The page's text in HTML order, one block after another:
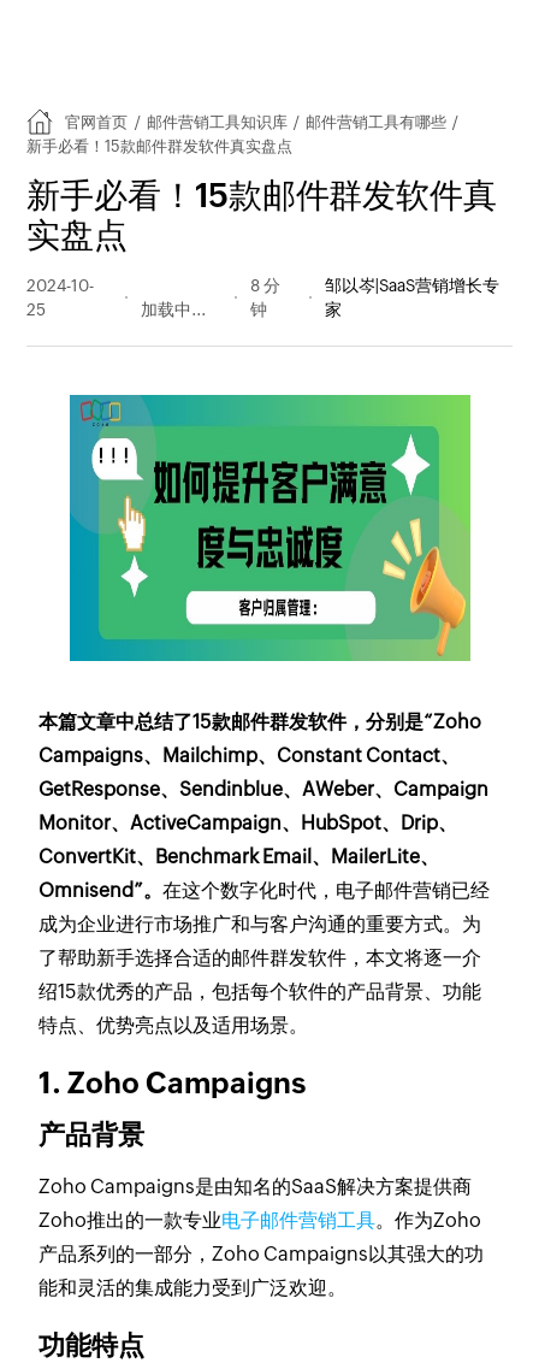
官网首页 / 邮件营销工具知识库 / 邮件营销工具有哪些 /
新手必看！15款邮件群发软件真实盘点
新手必看！15款邮件群发软件真
实盘点
2024-10-
25
量
8 分
钟
邹以岑|SaaS营销增长专
家
本篇文章中总结了15款邮件群发软件，分别是“Zoho
Campaigns、Mailchimp、Constant Contact、
GetResponse、Sendinblue、AWeber、Campaign
Monitor、ActiveCampaign、HubSpot、Drip、
ConvertKit、Benchmark Email、MailerLite、
Omnisend”。在这个数字化时代，电子邮件营销已经
成为企业进行市场推广和与客户沟通的重要方式。为
了帮助新手选择合适的邮件群发软件，本文将逐一介
绍15款优秀的产品，包括每个软件的产品背景、功能
特点、优势亮点以及适用场景。
1. Zoho Campaigns
产品背景
Zoho Campaigns是由知名的SaaS解决方案提供商
Zoho推出的一款专业电子邮件营销工具。作为Zoho
产品系列的一部分，Zoho Campaigns以其强大的功
能和灵活的集成能力受到广泛欢迎。
功能特点